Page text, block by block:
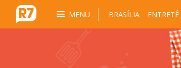
MENU BRASÍLIA ENTRETÊ